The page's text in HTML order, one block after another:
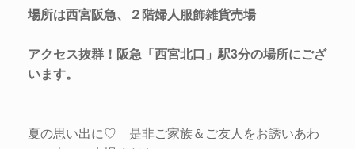
場所は西宮阪急、２階婦人服飾雑貨売場
アクセス抜群！阪急「西宮北口」駅3分の場所にござ
います。
夏の思い出に♡ 是非ご家族＆ご友人をお誘いあわ